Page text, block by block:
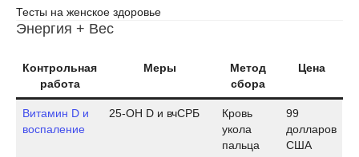
Тесты на женское здоровье
Энергия + Вес
Контрольная
работа
Меры
Метод
сбора
Цена
Витамин D и
воспаление
25-ОН D и вчСРБ
Кровь
укола
пальца
99
долларов
США